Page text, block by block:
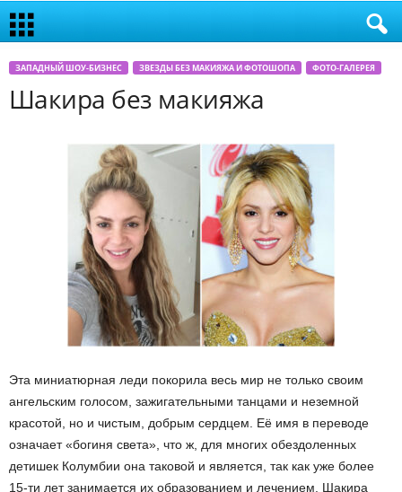
ЗАПАДНЫЙ ШОУ-БИЗНЕС ЗВЕЗДЫ БЕЗ МАКИЯЖА И ФОТОШОПА ФОТО-ГАЛЕРЕЯ
Шакира без макияжа
Эта миниатюрная леди покорила весь мир не только своим
ангельским голосом, зажигательными танцами и неземной
красотой, но и чистым, добрым сердцем. Её имя в переводе
означает «богиня света», что ж, для многих обездоленных
детишек Колумбии она таковой и является, так как уже более
15-ти лет занимается их образованием и лечением. Шакира